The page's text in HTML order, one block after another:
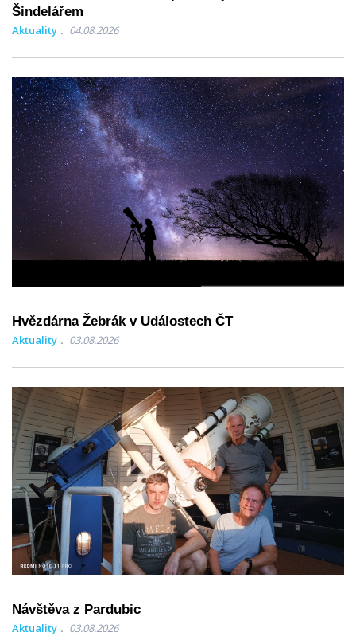
Šindelářem
Aktuality 04.08.2026
Hvězdárna Žebrák v Událostech ČT
Aktuality 03.08.2026
Návštěva z Pardubic
Aktuality 03.08.2026